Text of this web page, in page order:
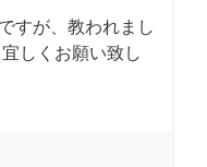
すが、教われまし
しくお願い致し